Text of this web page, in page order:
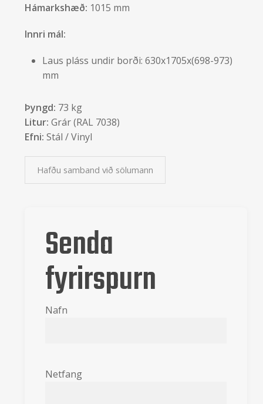
Hámarkshæð: 1015 mm
Innri mál:
Laus pláss undir borði: 630x1705x(698-973)
mm
Þyngd: 73 kg
Litur: Grár (RAL 7038)
Efni: Stál / Vinyl
Hafðu samband við sölumann
Senda
fyrirspurn
Nafn
Netfang